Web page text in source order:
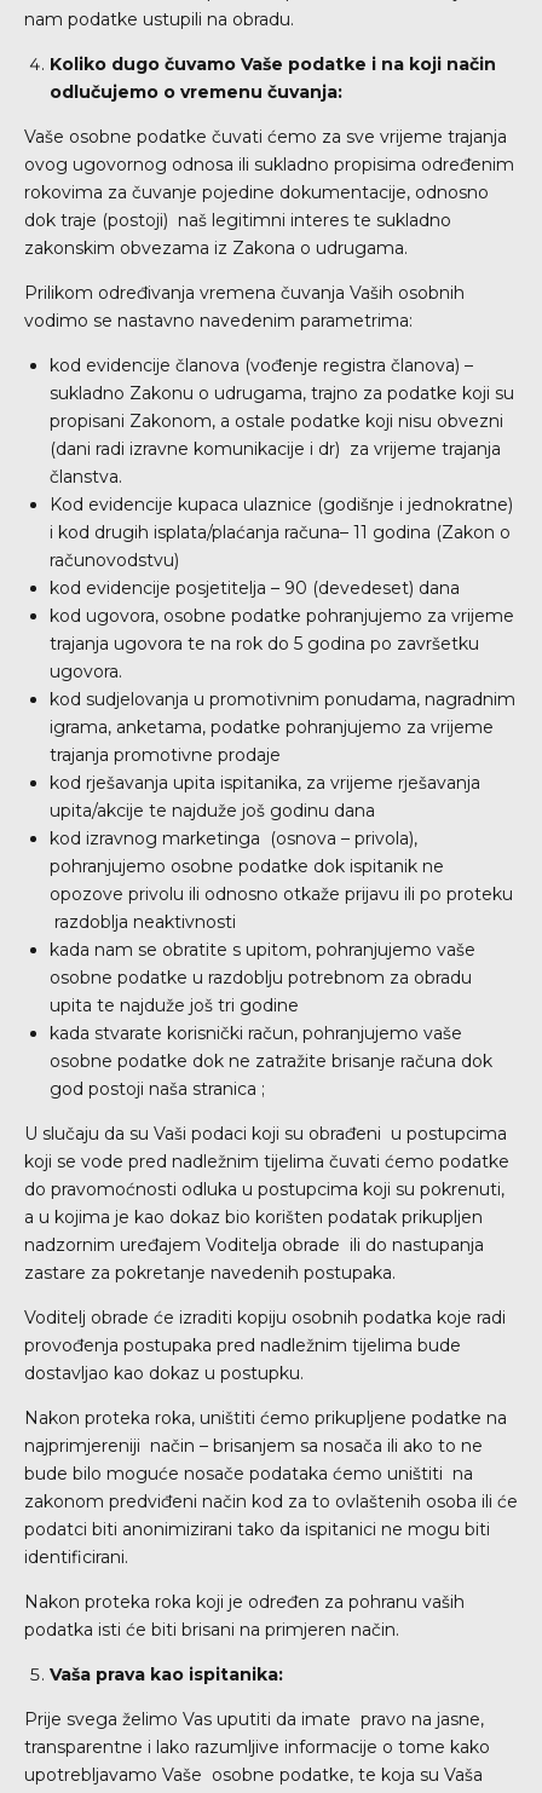
nam podatke ustupili na obradu.
Koliko dugo čuvamo Vaše podatke i na koji način
odlučujemo o vremenu čuvanja:
Vaše osobne podatke čuvati ćemo za sve vrijeme trajanja
ovog ugovornog odnosa ili sukladno propisima određenim
rokovima za čuvanje pojedine dokumentacije, odnosno
dok traje (postoji) naš legitimni interes te sukladno
zakonskim obvezama iz Zakona o udrugama.
Prilikom određivanja vremena čuvanja Vaših osobnih
vodimo se nastavno navedenim parametrima:
kod evidencije članova (vođenje registra članova) –
sukladno Zakonu o udrugama, trajno za podatke koji su
propisani Zakonom, a ostale podatke koji nisu obvezni
(dani radi izravne komunikacije i dr) za vrijeme trajanja
članstva.
Kod evidencije kupaca ulaznice (godišnje i jednokratne)
i kod drugih isplata/plaćanja računa– 11 godina (Zakon o
računovodstvu)
kod evidencije posjetitelja – 90 (devedeset) dana
kod ugovora, osobne podatke pohranjujemo za vrijeme
trajanja ugovora te na rok do 5 godina po završetku
ugovora.
kod sudjelovanja u promotivnim ponudama, nagradnim
igrama, anketama, podatke pohranjujemo za vrijeme
trajanja promotivne prodaje
kod rješavanja upita ispitanika, za vrijeme rješavanja
upita/akcije te najduže još godinu dana
kod izravnog marketinga (osnova – privola),
pohranjujemo osobne podatke dok ispitanik ne
opozove privolu ili odnosno otkaže prijavu ili po proteku
razdoblja neaktivnosti
kada nam se obratite s upitom, pohranjujemo vaše
osobne podatke u razdoblju potrebnom za obradu
upita te najduže još tri godine
kada stvarate korisnički račun, pohranjujemo vaše
osobne podatke dok ne zatražite brisanje računa dok
god postoji naša stranica ;
U slučaju da su Vaši podaci koji su obrađeni u postupcima
koji se vode pred nadležnim tijelima čuvati ćemo podatke
do pravomoćnosti odluka u postupcima koji su pokrenuti,
a u kojima je kao dokaz bio korišten podatak prikupljen
nadzornim uređajem Voditelja obrade ili do nastupanja
zastare za pokretanje navedenih postupaka.
Voditelj obrade će izraditi kopiju osobnih podatka koje radi
provođenja postupaka pred nadležnim tijelima bude
dostavljao kao dokaz u postupku.
Nakon proteka roka, uništiti ćemo prikupljene podatke na
najprimjereniji način – brisanjem sa nosača ili ako to ne
bude bilo moguće nosače podataka ćemo uništiti na
zakonom predviđeni način kod za to ovlaštenih osoba ili će
podatci biti anonimizirani tako da ispitanici ne mogu biti
identificirani.
Nakon proteka roka koji je određen za pohranu vaših
podatka isti će biti brisani na primjeren način.
Vaša prava kao ispitanika:
Prije svega želimo Vas uputiti da imate pravo na jasne,
transparentne i lako razumljive informacije o tome kako
upotrebljavamo Vaše osobne podatke, te koja su Vaša